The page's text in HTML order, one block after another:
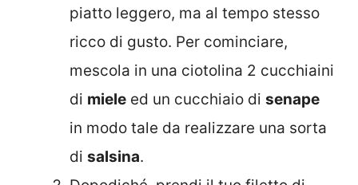
piatto leggero, ma al tempo stesso
ricco di gusto. Per cominciare,
mescola in una ciotolina 2 cucchiaini
di miele ed un cucchiaio di senape
in modo tale da realizzare una sorta
di salsina.